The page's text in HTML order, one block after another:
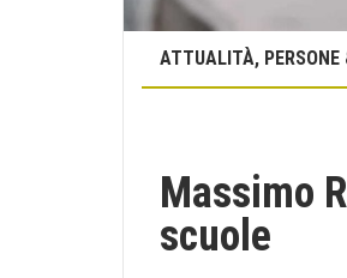
ATTUALITÀ, PERSONE
Massimo
scuole